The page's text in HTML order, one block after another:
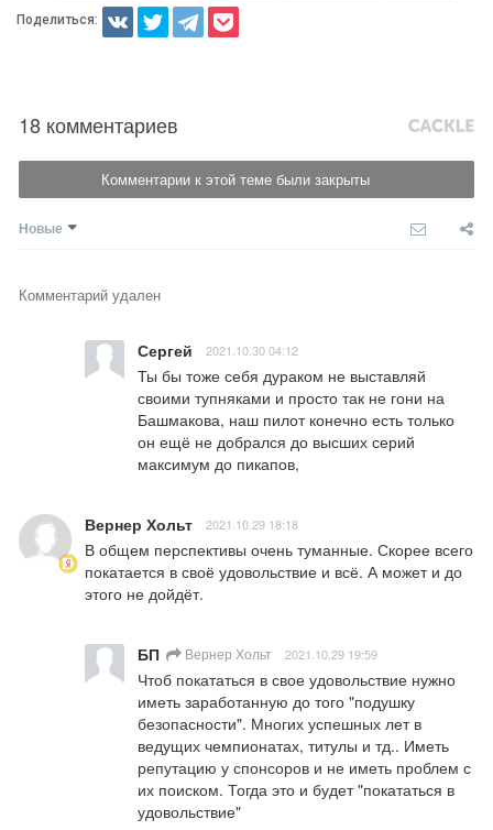
Поделиться:
18 комментариев
Комментарии к этой теме были закрыты
Новые
Комментарий удален
Сергей 2021.10.30 04:12
Ты бы тоже себя дураком не выставляй
своими тупняками и просто так не гони на
Башмакова, наш пилот конечно есть только
он ещё не добрался до высших серий
максимум до пикапов,
Вернер Хольт 2021.10.29 18:18
В общем перспективы очень туманные. Скорее всего
покатается в своё удовольствие и всё. А может и до
этого не дойдёт.
БП Вернер Хольт 2021.10.29 19:59
Чтоб покататься в свое удовольствие нужно
иметь заработанную до того "подушку
безопасности". Многих успешных лет в
ведущих чемпионатах, титулы и тд.. Иметь
репутацию у спонсоров и не иметь проблем с
их поиском. Тогда это и будет "покататься в
удовольствие"